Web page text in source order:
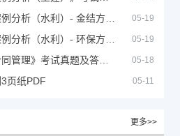
05-19
05-19
05-18
页纸PDF 05-11
更多>>